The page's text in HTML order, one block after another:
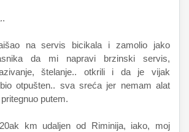
na servis bicikala i zamolio jako
da mi napravi brzinski servis,
štelanje.. otkrili i da je vijak
otpušten.. sva sreća jer nemam alat
putem.
km udaljen od Riminija, iako, moj